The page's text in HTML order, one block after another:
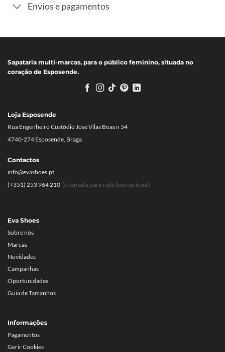
Envios e pagamentos
Sapataria multi-marcas, para o público feminino, situada no
coração de Esposende.
Eva Shoes
Sobre nós
Marcas
Novidades
Campanhas
Oportunidades
Guia de Tamanhos
Informações
Pagamentos
Gerir Cookies
Loja Esposende
Rua Engenheiro Custódio José Vilas Boas n 54
4740-274 Esposende, Braga
Contactos
info@evashoes.pt
(+351) 253 964 210 (chamada para rede fixa nacional)